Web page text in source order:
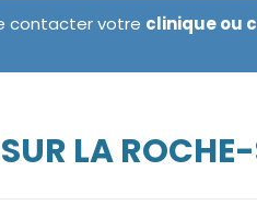
contacter votre clinique ou
LA